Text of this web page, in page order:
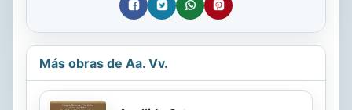
Más obras de Aa. Vv.